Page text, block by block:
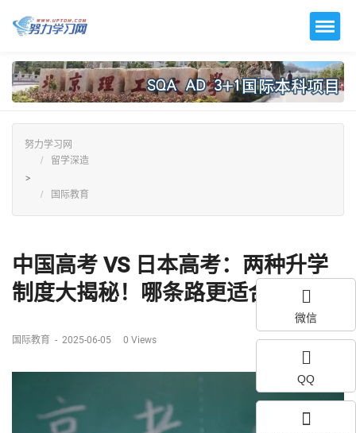
努力学习网
留学深造
>
国际教育
中国高考 VS 日本高考：两种升学
制度大揭秘！哪条路更适合你？...
国际教育 - 2025-06-05 0 Views
微信
QQ